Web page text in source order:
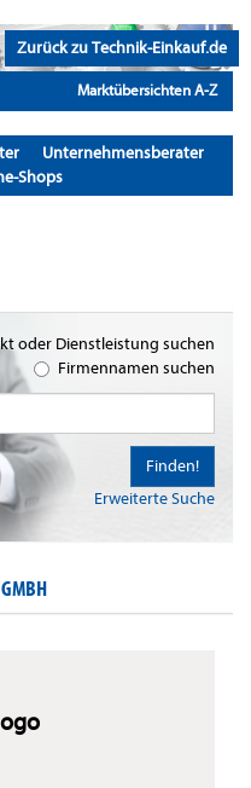
Zurück zu Technik-Einkauf.de
Marktübersichten A-Z
Unternehmensberater
Shops
oder Dienstleistung suchen
Firmennamen suchen
Erweiterte Suche
Finden!